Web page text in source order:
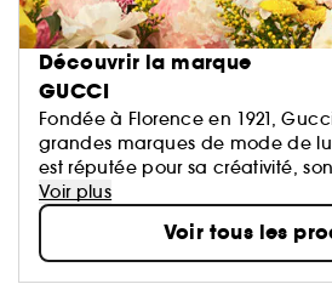
Découvrir la marque
GUCCI
Fondée à Florence en 1921,
grandes marques de mode de
est réputée pour sa créativité,
l’innovation et son savoir-faire
est membre du groupe Kering,
le domaine du prêt-à-porter et
possède un large portefolio de
luxe, du sport et art de vivre.
Voir plus
Voir tous les